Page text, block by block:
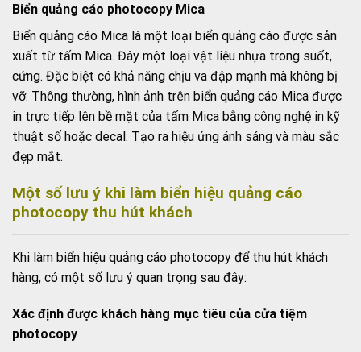
Biển quảng cáo photocopy Mica
Biển quảng cáo Mica là một loại biển quảng cáo được sản
xuất từ tấm Mica. Đây một loại vật liệu nhựa trong suốt,
cứng. Đặc biệt có khả năng chịu va đập mạnh mà không bị
vỡ. Thông thường, hình ảnh trên biển quảng cáo Mica được
in trực tiếp lên bề mặt của tấm Mica bằng công nghệ in kỹ
thuật số hoặc decal. Tạo ra hiệu ứng ánh sáng và màu sắc
đẹp mắt.
Một số lưu ý khi làm biển hiệu quảng cáo
photocopy thu hút khách
Khi làm biển hiệu quảng cáo photocopy để thu hút khách
hàng, có một số lưu ý quan trọng sau đây:
Xác định được khách hàng mục tiêu của cửa tiệm
photocopy